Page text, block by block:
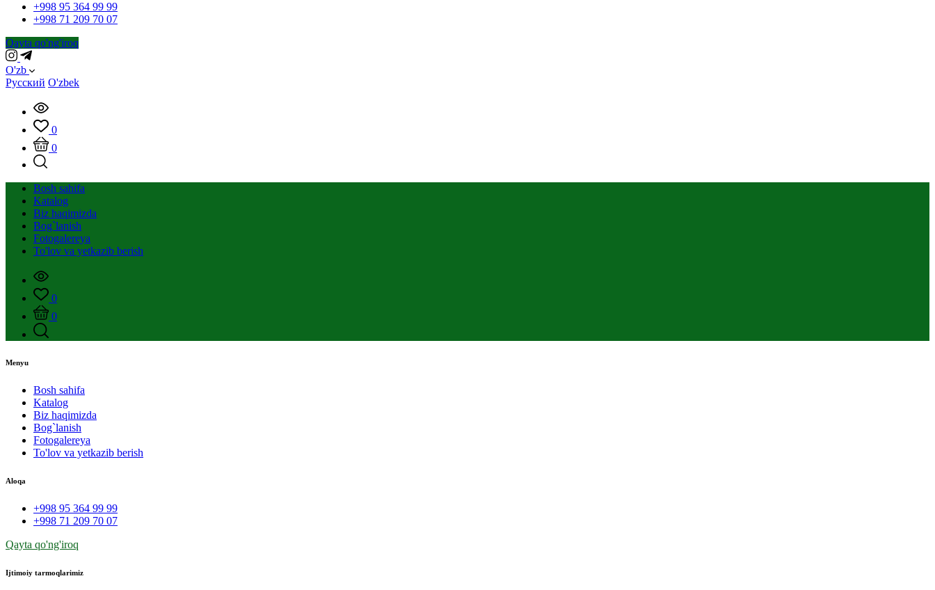
+998 95 364 99 99
+998 71 209 70 07
Qayta qo'ng'iroq
O'zb
Русский O'zbek
0
0
Bosh sahifa
Katalog
Biz haqimizda
Bog`lanish
Fotogalereya
To'lov va yetkazib berish
0
0
Menyu
Bosh sahifa
Katalog
Biz haqimizda
Bog`lanish
Fotogalereya
To'lov va yetkazib berish
Aloqa
+998 95 364 99 99
+998 71 209 70 07
Qayta qo'ng'iroq
Ijtimoiy tarmoqlarimiz